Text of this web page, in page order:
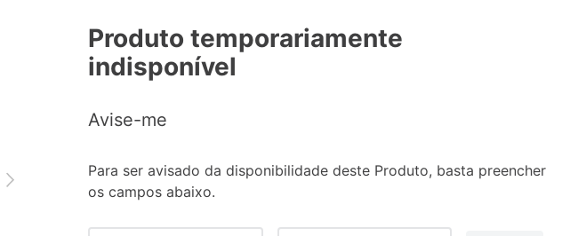
Produto temporariamente
indisponível
Avise-me
Para ser avisado da disponibilidade deste Produto, basta preencher
os campos abaixo.